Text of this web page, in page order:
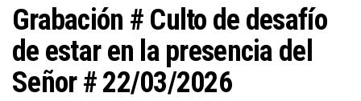
Grabación # Culto de desafío
de estar en la presencia del
Señor # 22/03/2026